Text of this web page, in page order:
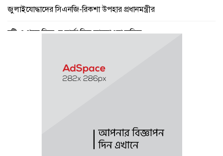
জুলাইযোদ্ধাদের সিএনজি-রিকশা উপহার প্রধানমন্ত্রীর
বৃষ্টি ও গরম নিয়ে যে বার্তা দিল আবহাওয়া অফিস
গণঅভ্যুত্থান ছিল ১৭ বছরের ধারাবাহিক আন্দোলনের ফসল : স্বরাষ্ট্রমন্ত্রী